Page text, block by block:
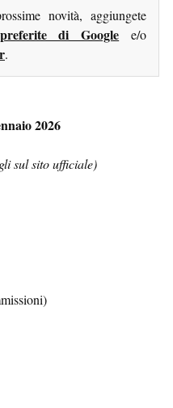
novità, aggiungete
di Google e/o
.
2026
sul sito ufficiale)